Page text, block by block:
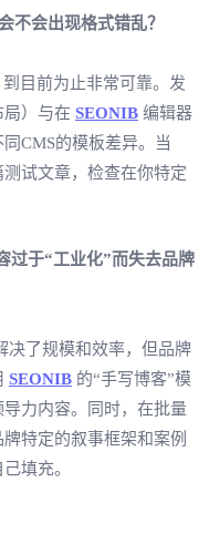
不会出现格式错乱？
目前为止非常可靠。发
）与在 SEONIB 编辑器
CMS的模板差异。当
试文章，检查在你特定
过于“工业化”而失去品牌
决了规模和效率，但品牌
SEONIB 的“手写博客”模
力内容。同时，在批量
特定的叙事框架和案例
填充。